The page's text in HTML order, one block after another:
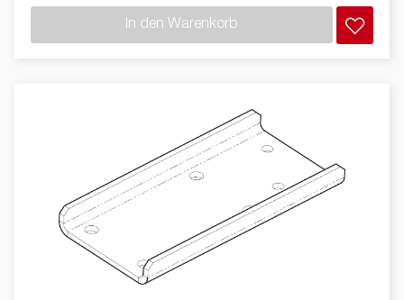
In den Warenkorb